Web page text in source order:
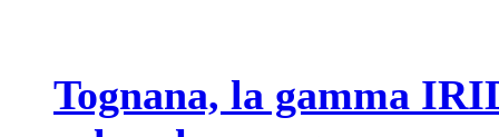
Tognana, la gamma